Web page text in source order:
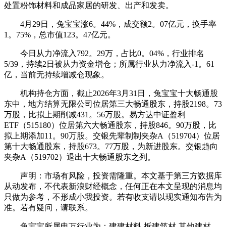
处置粉饰材料和成品家居的研发、出产和发卖。
4月29日，兔宝宝涨6。44%，成交额2。07亿元，换手率
1。75%，总市值123。47亿元。
今日从力净流入792。29万，占比0。04%，行业排名
5/39，持续2日被从力资金增仓；所属行业从力净流入-1。61
亿，当前无持续增减仓现象。
机构持仓方面，截止2026年3月31日，兔宝宝十大畅通股
东中，地方结算无限公司位居第三大畅通股东，持股2198。73
万股，比拟上期削减431。56万股。易方达中证盈利
ETF（515180）位居第六大畅通股东，持股846。90万股，比
拟上期添加11。90万股。交银先辈制制夹杂A（519704）位居
第十大畅通股东，持股673。77万股，为新进股东。交银趋向
夹杂A（519702）退出十大畅通股东之列。
声明：市场有风险，投资需隆重。本文基于第三方数据库
从动发布，不代表新浪财经概念，任何正在本文呈现的消息均
只做为参考，不形成小我投资。若有收支请以现实通知布告为
准。若有疑问，请联系。